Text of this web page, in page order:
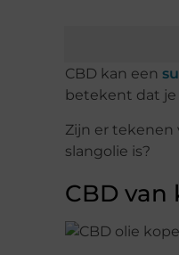
CBD kan een
betekent dat
Zijn er
slangolie is?
CBD van